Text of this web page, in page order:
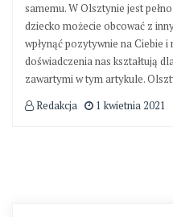
samemu. W Olsztynie jest
dziecko możecie obcować z
wpłynąć pozytywnie na Ciebie
doświadczenia nas kształtują
zawartymi w tym artykule.
Redakcja
1 kwietnia 2021